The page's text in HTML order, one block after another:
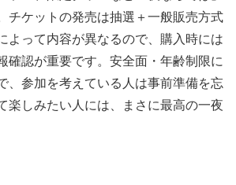
チケットの発売は抽選＋一般販売方式
よって内容が異なるので、購入時には
確認が重要です。安全面・年齢制限に
、参加を考えている人は事前準備を忘
楽しみたい人には、まさに最高の一夜